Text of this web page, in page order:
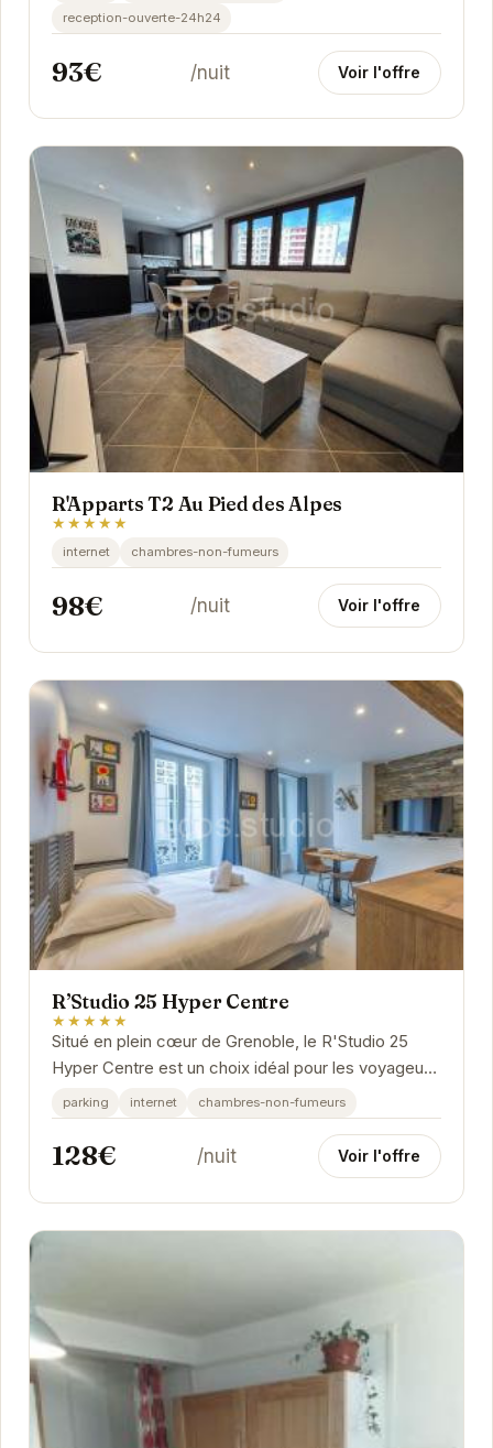
reception-ouverte-24h24
93€ /nuit Voir l'offre
R'Apparts T2 Au Pied des Alpes
★★★★★
internet chambres-non-fumeurs
98€ /nuit Voir l'offre
R’Studio 25 Hyper Centre
★★★★★
Situé en plein cœur de Grenoble, le R'Studio 25
Hyper Centre est un choix idéal pour les voyageurs
souhaitant explorer la ville. Proche des...
parking internet chambres-non-fumeurs
128€ /nuit Voir l'offre